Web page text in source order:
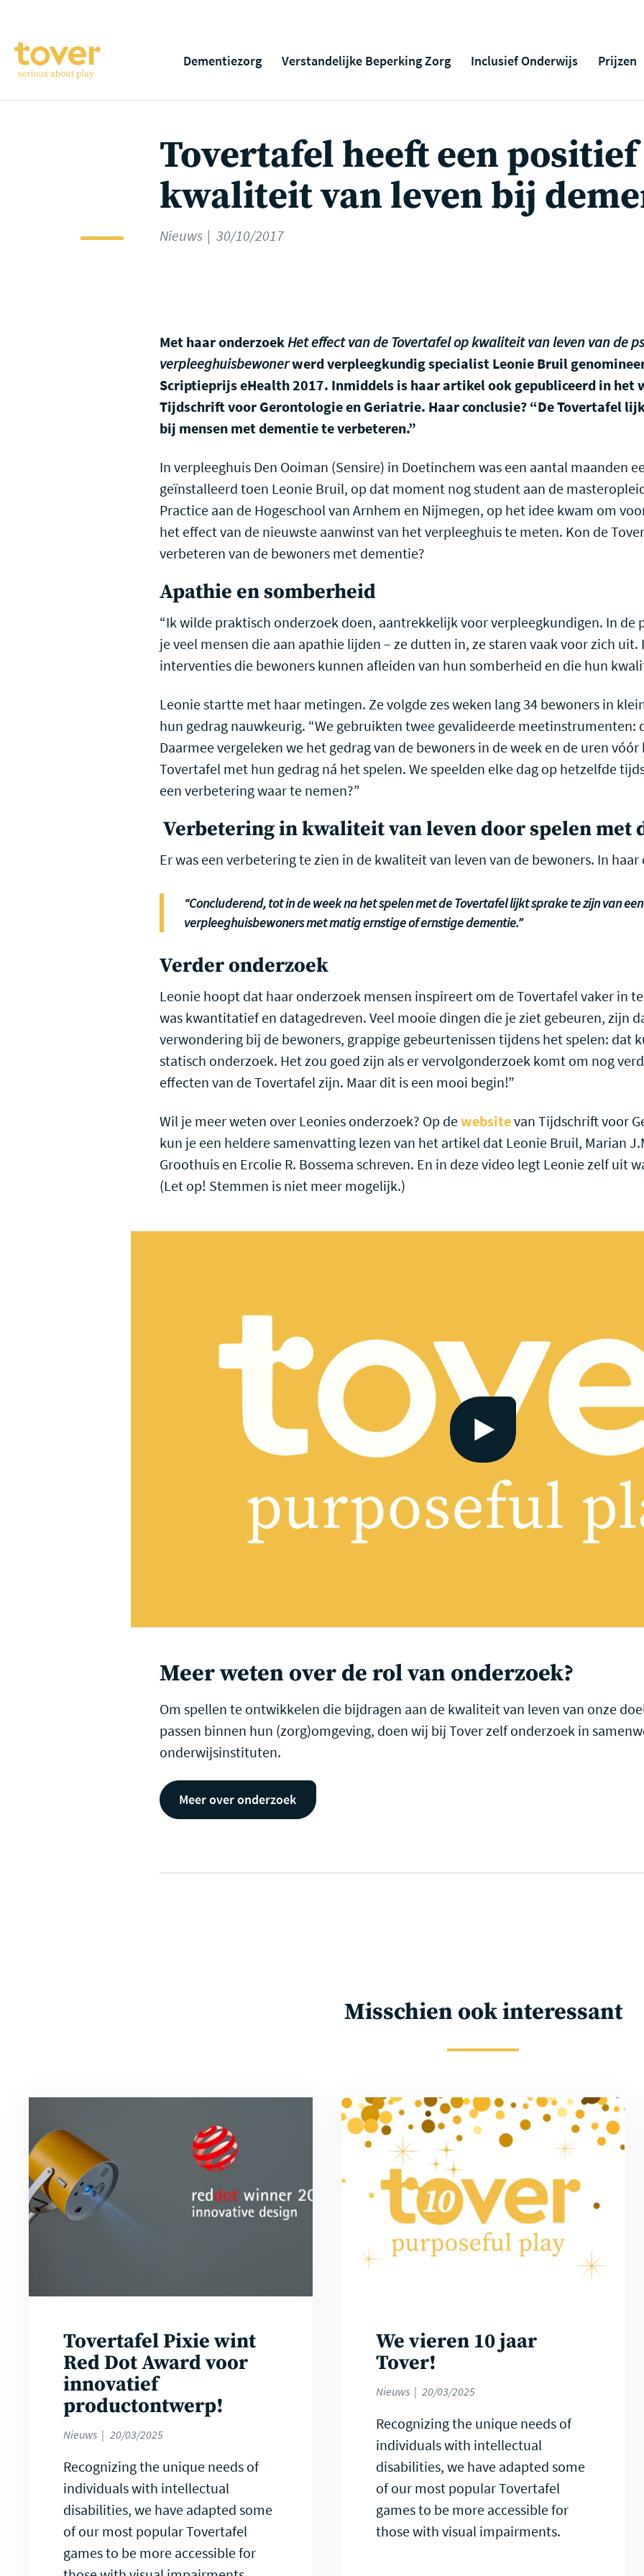
Dementiezorg Verstandelijke Beperking Zorg Inclusief Onderwijs Prijzen
Tovertafel heeft een
kwaliteit van leven bij
Nieuws 30/10/2017
Met haar onderzoekHet effect van de Tovertafel op kwaliteit van leven van de
verpleeghuisbewonerwerd verpleegkundig specialist Leonie Bruil
Scriptieprijs eHealth 2017. Inmiddels is haar artikel ook gepubliceerd in het
Tijdschrift voor Gerontologie en Geriatrie. Haar conclusie? “De Tovertafel
bij mensen met dementie te verbeteren.”
In verpleeghuis Den Ooiman (Sensire) in Doetinchem was een aantal maanden
geïnstalleerd toen Leonie Bruil, op dat moment nog student aan de
Practice aan de Hogeschool van Arnhem en Nijmegen, op het idee kwam om
het effect van de nieuwste aanwinst van het verpleeghuis te meten. Kon de
verbeteren van de bewoners met dementie?
Apathie en somberheid
“Ik wilde praktisch onderzoek doen, aantrekkelijk voor verpleegkundigen. In de
je veel mensen die aan apathie lijden – ze dutten in, ze staren vaak voor zich uit.
interventies die bewoners kunnen afleiden van hun somberheid en die hun
Leonie startte met haar metingen. Ze volgde zes weken lang 34 bewoners in
hun gedrag nauwkeurig. “We gebruikten twee gevalideerde meetinstrumenten:
Daarmee vergeleken we het gedrag van de bewoners in de week en de uren
Tovertafel met hun gedrag ná het spelen. We speelden elke dag op hetzelfde
een verbetering waar te nemen?”
Verbetering in kwaliteit van leven door spelen met
Er was een verbetering te zien in de kwaliteit van leven van de bewoners. In
“Concluderend, tot in de week na het spelen met de Tovertafel lijkt sprake te zijn van
verpleeghuisbewoners met matig ernstige of ernstige dementie.”
Verder onderzoek
Leonie hoopt dat haar onderzoek mensen inspireert om de Tovertafel vaker in
was kwantitatief en datagedreven. Veel mooie dingen die je ziet gebeuren, zijn
verwondering bij de bewoners, grappige gebeurtenissen tijdens het spelen: dat
statisch onderzoek. Het zou goed zijn als er vervolgonderzoek komt om nog
effecten van de Tovertafel zijn. Maar dit is een mooi begin!”
Wil je meer weten over Leonies onderzoek? Op dewebsitevan Tijdschrift voor
kun je een heldere samenvatting lezen van het artikel dat Leonie Bruil, Marian
Groothuis en Ercolie R. Bossema schreven. En in deze video legt Leonie zelf uit
(Let op! Stemmen is niet meer mogelijk.)
Bekijk video
Meer weten over de rol van onderzoek?
Om spellen te ontwikkelen die bijdragen aan de kwaliteit van leven van onze
passen binnen hun (zorg)omgeving, doen wij bij Tover zelf onderzoek in
onderwijsinstituten.
Meer over onderzoek
Misschien ook interessant
Tovertafel Pixie wint
Red Dot Award voor
innovatief
productontwerp!
Nieuws 20/03/2025
Recognizing the unique needs of
individuals with intellectual
disabilities, we have adapted some
of our most popular Tovertafel
games to be more accessible for
meer
We vieren 10 jaar
Tover!
Nieuws 20/03/2025
Recognizing the unique needs of
individuals with intellectual
disabilities, we have adapted some
of our most popular Tovertafel
games to be more accessible for
those with visual impairments.
Lees
meer